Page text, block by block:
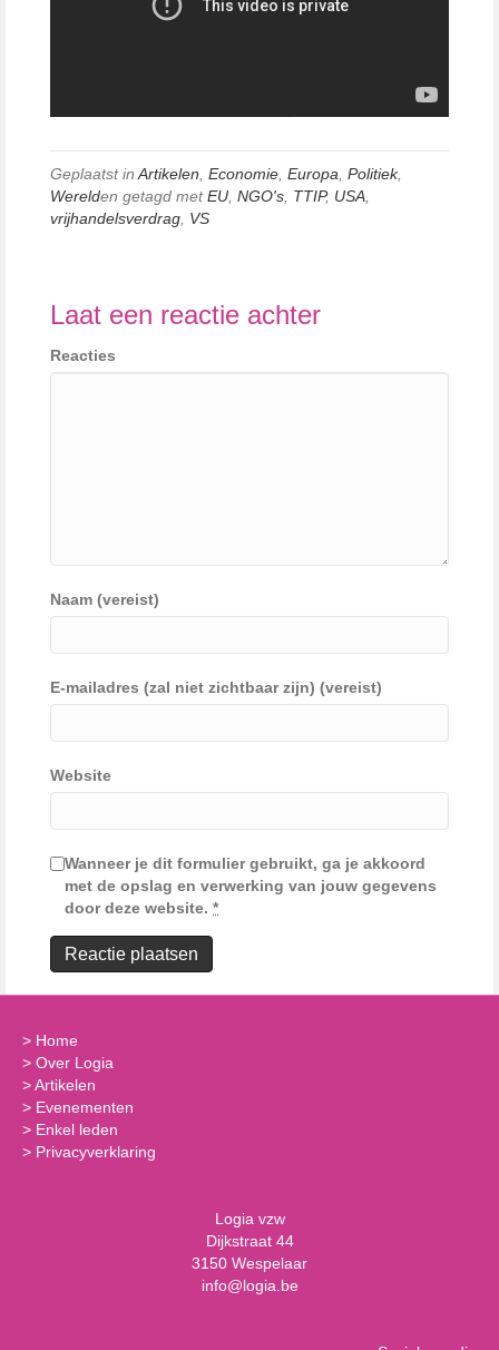
Geplaatst inArtikelen, Economie, Europa, Politiek,
Werelden getagd metEU, NGO's, TTIP, USA,
vrijhandelsverdrag, VS
Laat een reactie achter
Reacties
Naam (vereist)
E-mailadres (zal niet zichtbaar zijn) (vereist)
Website
Wanneer je dit formulier gebruikt, ga je akkoord
met de opslag en verwerking van jouw gegevens
door deze website. *
> Home
> Over Logia
>Artikelen
> Evenementen
> Enkel leden
> Privacyverklaring
Logia vzw
Dijkstraat 44
3150 Wespelaar
info@logia.be